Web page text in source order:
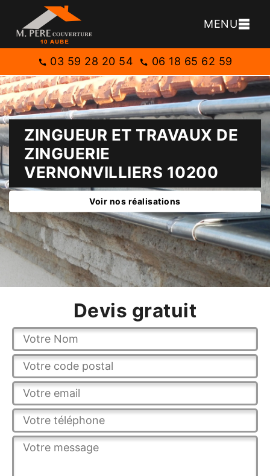
MENU
03 59 28 20 54 06 18 65 62 59
ZINGUEUR ET TRAVAUX DE
ZINGUERIE
VERNONVILLIERS 10200
Voir nos réalisations
Devis gratuit